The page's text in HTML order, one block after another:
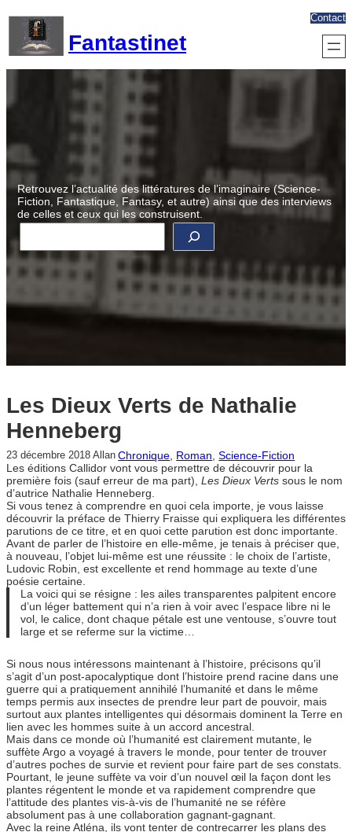
contenu
Fantastinet
Contact
Retrouvez l’actualité des littératures de l’imaginaire (Science-
Fiction, Fantastique, Fantasy, et autre) ainsi que des interviews
de celles et ceux qui les construisent.
R
e
c
h
e
c
Les Dieux Verts de Nathalie
Henneberg
23 décembre 2018 Allan Chronique, Roman, Science-Fiction
Les éditions Callidor vont vous permettre de découvrir pour la
première fois (sauf erreur de ma part), Les Dieux Verts sous le nom
d’autrice Nathalie Henneberg.
Si vous tenez à comprendre en quoi cela importe, je vous laisse
découvrir la préface de Thierry Fraisse qui expliquera les différentes
parutions de ce titre, et en quoi cette parution est donc importante.
Avant de parler de l’histoire en elle-même, je tenais à préciser que,
à nouveau, l’objet lui-même est une réussite : le choix de l’artiste,
Ludovic Robin, est excellente et rend hommage au texte d’une
poésie certaine.
La voici qui se résigne : les ailes transparentes palpitent encore
d’un léger battement qui n’a rien à voir avec l’espace libre ni le
vol, le calice, dont chaque pétale est une ventouse, s’ouvre tout
large et se referme sur la victime…
Si nous nous intéressons maintenant à l’histoire, précisons qu’il
s’agit d’un post-apocalyptique dont l’histoire prend racine dans une
guerre qui a pratiquement annihilé l’humanité et dans le même
temps permis aux insectes de prendre leur part de pouvoir, mais
surtout aux plantes intelligentes qui désormais dominent la Terre en
lien avec les hommes suite à un accord ancestral.
Mais dans ce monde où l’humanité est clairement mutante, le
suffète Argo a voyagé à travers le monde, pour tenter de trouver
d’autres poches de survie et revient pour faire part de ses constats.
Pourtant, le jeune suffète va voir d’un nouvel œil la façon dont les
plantes régentent le monde et va rapidement comprendre que
l’attitude des plantes vis-à-vis de l’humanité ne se réfère
absolument pas à une collaboration gagnant-gagnant.
Avec la reine Atléna, ils vont tenter de contrecarrer les plans des